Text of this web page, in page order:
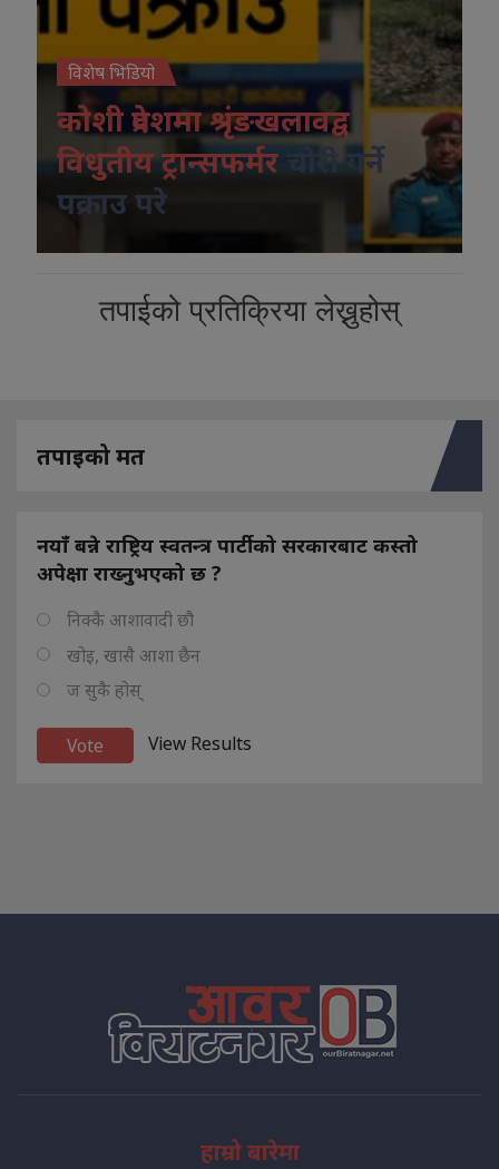
विशेष भिडियो
कोशी प्रदेशमा श्रृंङखलावद्व
विधुतीय ट्रान्सफर्मर
चोरी गर्ने
पक्राउ परे
तपाईको प्रतिक्रिया लेख्नुहोस्
तपाइको मत
नयाँ बन्ने राष्ट्रिय स्वतन्त्र पार्टीको सरकारबाट कस्तो
अपेक्षा राख्नुभएको छ ?
निक्कै आशावादी छौ
खोइ, खासै आशा छैन
ज सुकै होस्
View Results
हाम्रो बारेमा